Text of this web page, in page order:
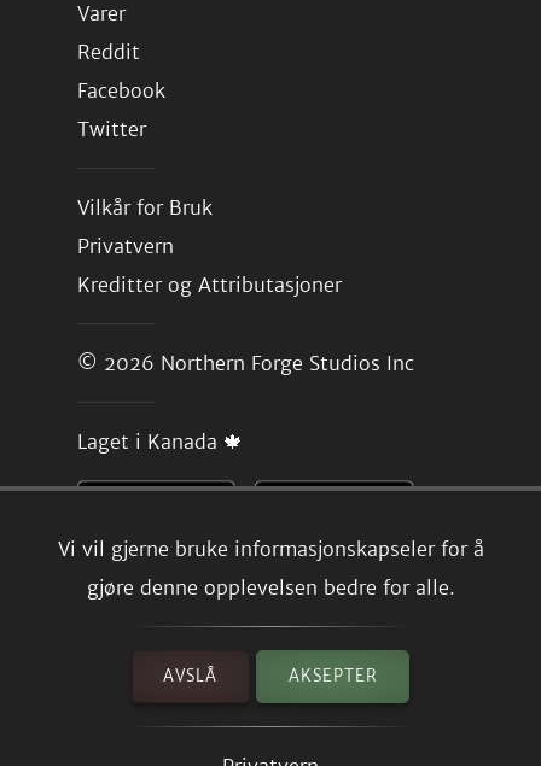
Vi vil gjerne bruke informasjonskapseler for å
gjøre denne opplevelsen bedre for alle.
AVSLÅ AKSEPTER
Varer
Reddit
Facebook
Twitter
Vilkår for Bruk
Privatvern
Kreditter og Attributasjoner
© 2026 Northern Forge Studios Inc
Laget i Kanada 🍁